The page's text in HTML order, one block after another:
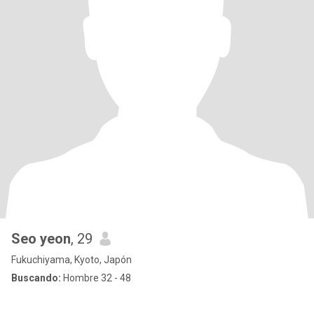
Seo yeon, 29
Fukuchiyama, Kyoto, Japón
Buscando: Hombre 32 - 48